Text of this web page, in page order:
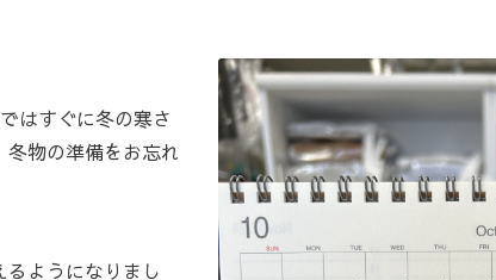
はすぐに冬の寒さ
物の準備をお忘れ
ようになりまし